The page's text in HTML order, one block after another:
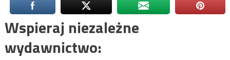
Wspieraj niezależne
wydawnictwo: